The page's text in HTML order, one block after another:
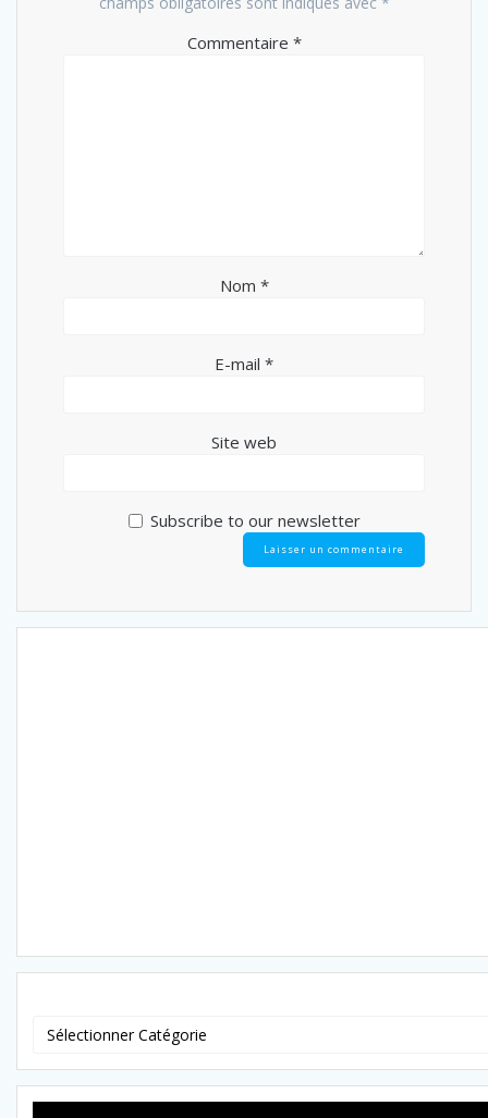
Commentaire *
Nom *
E-mail *
Site web
Subscribe to our newsletter